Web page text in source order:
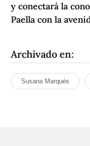
y conectará la
Paella con la
Archivado en:
Susana Marqués